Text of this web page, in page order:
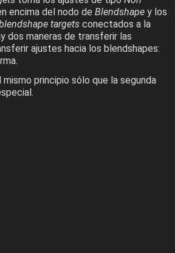
encima del nodo de Blendshape y los
targets conectados a la
dos maneras de transferir las
ajustes hacia los blendshapes:
mismo principio sólo que la segunda